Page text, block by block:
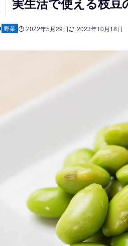
野菜 2022年5月29日 2023年10月18日